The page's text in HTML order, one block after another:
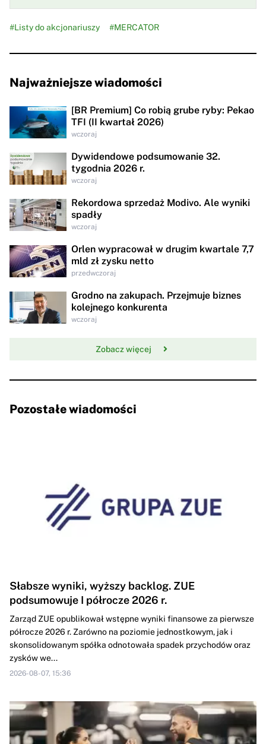
#Listy do akcjonariuszy #MERCATOR
Najważniejsze wiadomości
[BR Premium] Co robią grube ryby: Pekao
TFI (II kwartał 2026)
wczoraj
Dywidendowe podsumowanie 32.
tygodnia 2026 r.
wczoraj
Rekordowa sprzedaż Modivo. Ale wyniki
spadły
wczoraj
Orlen wypracował w drugim kwartale 7,7
mld zł zysku netto
przedwczoraj
Grodno na zakupach. Przejmuje biznes
kolejnego konkurenta
wczoraj
Zobacz więcej
Pozostałe wiadomości
Słabsze wyniki, wyższy backlog. ZUE
podsumowuje I półrocze 2026 r.
Zarząd ZUE opublikował wstępne wyniki finansowe za pierwsze
półrocze 2026 r. Zarówno na poziomie jednostkowym, jak i
skonsolidowanym spółka odnotowała spadek przychodów oraz
zysków we...
2026-08-07, 15:36